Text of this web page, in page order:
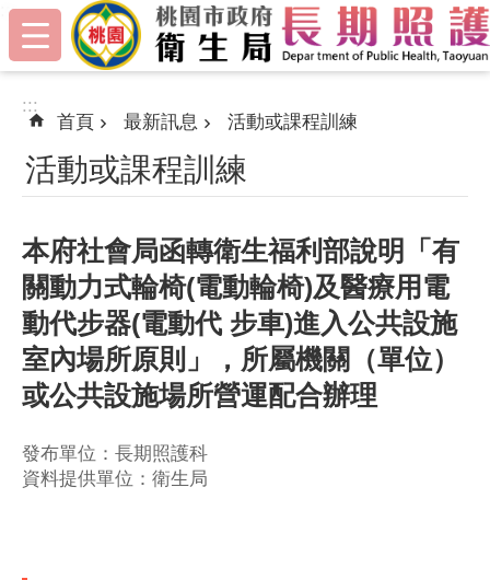
跳到主要內容區塊
:::
:::
首頁 最新訊息 活動或課程訓練
活動或課程訓練
本府社會局函轉衛生福利部說明「有
關動力式輪椅(電動輪椅)及醫療用電
動代步器(電動代 步車)進入公共設施
室內場所原則」，所屬機關（單位）
或公共設施場所營運配合辦理
發布單位：長期照護科
資料提供單位：衛生局